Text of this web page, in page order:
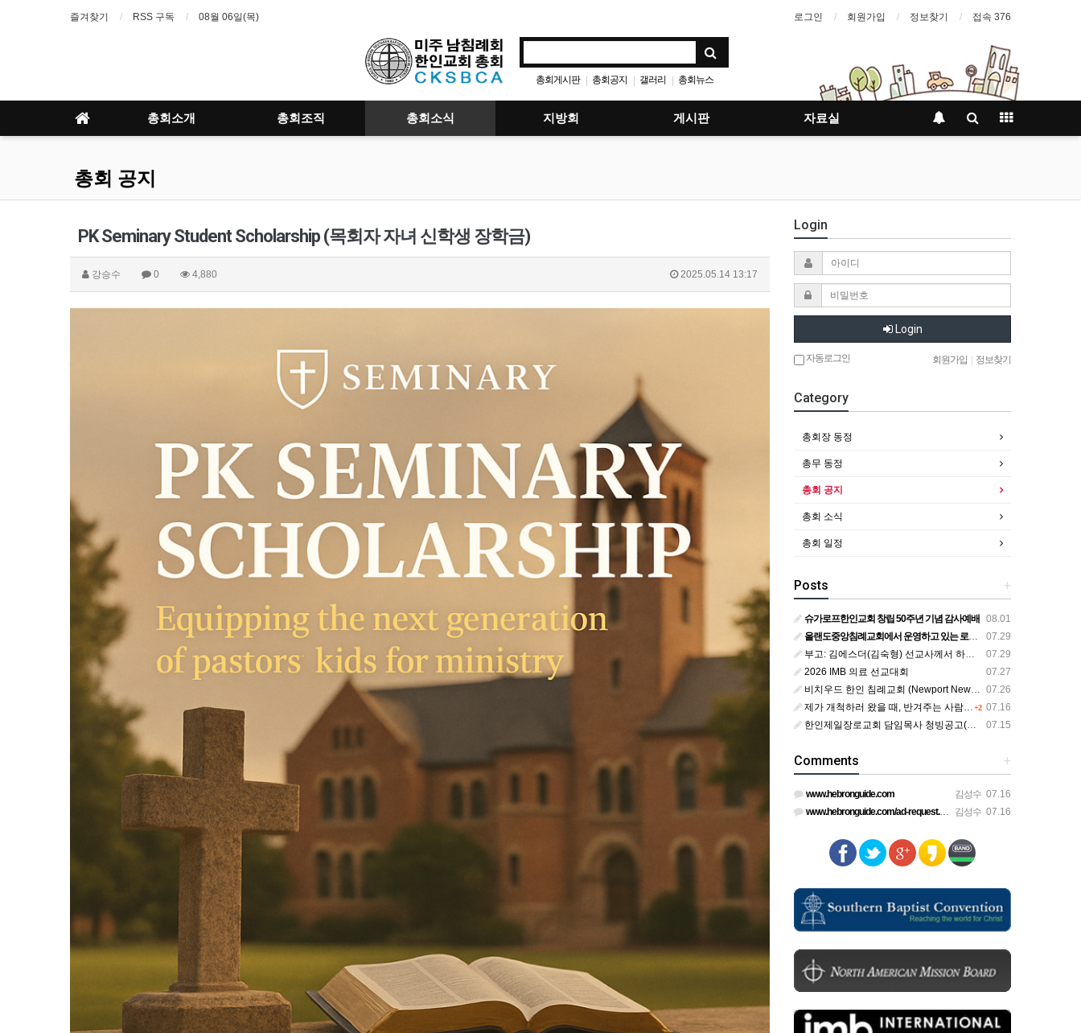
즐겨찾기 RSS 구독 08월 06일(목) 로그인 회원가입 정보찾기 접속 376
총회게시판 | 총회공지 | 갤러리 | 총회뉴스
총회소개 총회조직 총회소식 지방회 게시판 자료실
총회 공지
PK Seminary Student Scholarship (목회자 자녀 신학생 장학금)
강승수 0 4,880 2025.05.14 13:17
Login
Login
자동로그인 회원가입 정보찾기
Category
총회장 동정
총무 동정
총회 공지
총회 소식
총회 일정
+
Posts
08.01
슈가로프한인교회 창립 50주년 기념 감사예배
07.29
올랜도중앙침례교회에서 운영하고 있는 로뎀선교관을 소개해 드립니다
07.29
부고: 김에스더(김숙형) 선교사께서 하나님의 부르심을 받았습니다.
07.27
2026 IMB 의료 선교대회
07.26
비치우드 한인 침례교회 (Newport News, Virginia) 담임목사 청빙
+2 07.16
제가 개척하러 왔을 때, 반겨주는 사람이 없었습니다.
07.15
한인제일장로교회 담임목사 청빙공고(교단 변경 가능한 교회)
+
Comments
김성수 07.16
www.hebronguide.com
김성수 07.16
www.hebronguide.com/ad-request.html